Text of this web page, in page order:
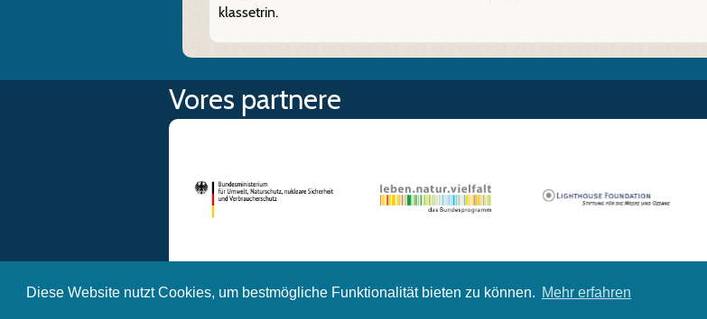
Diese Website nutzt Cookies, um bestmögliche Funktionalität bieten zu können. Mehr erfahren
klassetrin.
Vores partnere